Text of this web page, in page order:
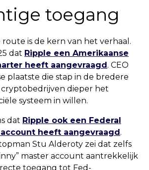
toegang
is de kern van het verhaal.
dat Ripple een Amerikaanse
heeft aangevraagd. CEO
plaatste die stap in de bredere
dieper het
systeem in willen.
dat Ripple ook een Federal
heeft aangevraagd.
Stu Alderoty zei dat zelfs
master account aantrekkelijk
toegang tot Fed-